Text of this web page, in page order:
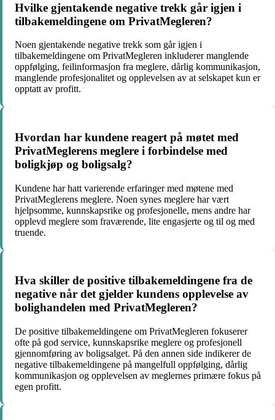
Hvilke gjentakende negative trekk går igjen i
tilbakemeldingene om PrivatMegleren?
Noen gjentakende negative trekk som går igjen i
tilbakemeldingene om PrivatMegleren inkluderer manglende
oppfølging, feilinformasjon fra meglere, dårlig kommunikasjon,
manglende profesjonalitet og opplevelsen av at selskapet kun er
opptatt av profitt.
Hvordan har kundene reagert på møtet med
PrivatMeglerens meglere i forbindelse med
boligkjøp og boligsalg?
Kundene har hatt varierende erfaringer med møtene med
PrivatMeglerens meglere. Noen synes meglere har vært
hjelpsomme, kunnskapsrike og profesjonelle, mens andre har
opplevd meglere som fraværende, lite engasjerte og til og med
truende.
Hva skiller de positive tilbakemeldingene fra de
negative når det gjelder kundens opplevelse av
bolighandelen med PrivatMegleren?
De positive tilbakemeldingene om PrivatMegleren fokuserer
ofte på god service, kunnskapsrike meglere og profesjonell
gjennomføring av boligsalget. På den annen side indikerer de
negative tilbakemeldingene på mangelfull oppfølging, dårlig
kommunikasjon og opplevelsen av meglernes primære fokus på
egen profitt.